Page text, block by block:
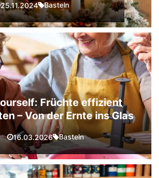
25.11.2024 Basteln
Früchte effizient
– Von der Ernte ins Glas
16.03.2026 Basteln